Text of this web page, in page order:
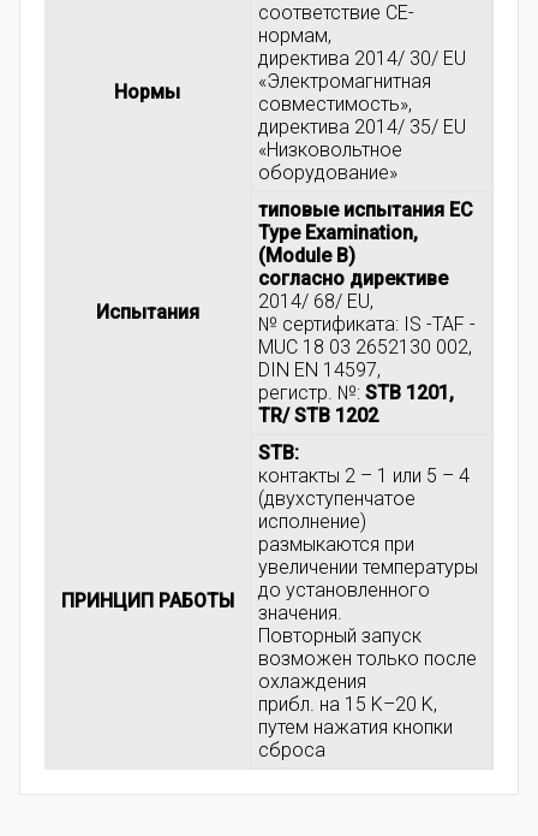
Нормы
соответствие CE-
нормам,
директива 2014/ 30/ EU
«Электромагнитная
совместимость»,
директива 2014/ 35/ EU
«Низковольтное
оборудование»
Испытания
типовые испытания EC
Type Examination,
(Module B)
согласно директиве
2014/ 68/ EU,
№ сертификата: IS -TAF -
MUC 18 03 2652130 002,
DIN EN 14597,
регистр. №: STB 1201,
TR/ STB 1202
ПРИНЦИП РАБОТЫ
STB:
контакты 2 – 1 или 5 – 4
(двухступенчатое
исполнение)
размыкаются при
увеличении температуры
до установленного
значения.
Повторный запуск
возможен только после
охлаждения
прибл. на 15 K–20 K,
путем нажатия кнопки
сброса